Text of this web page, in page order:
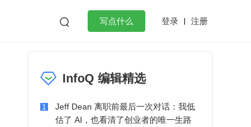
 写点什么 登录 注册
微服务架构 flutter
InfoQ 编辑精选
1
Jeff Dean 离职前最后一次对话：我低
估了 AI，也看清了创业者的唯一生路